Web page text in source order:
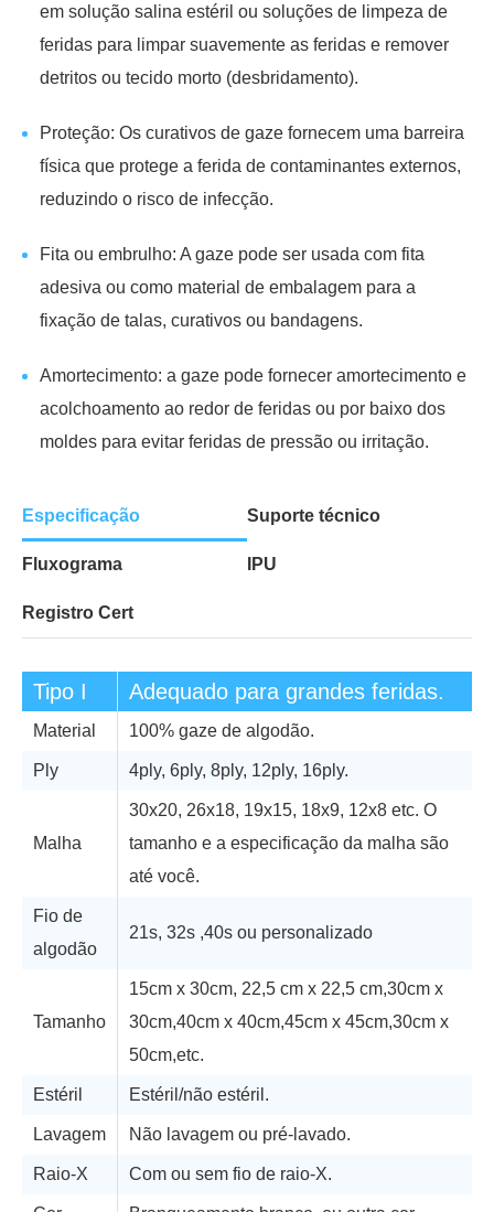
em solução salina estéril ou soluções de limpeza de
feridas para limpar suavemente as feridas e remover
detritos ou tecido morto (desbridamento).
Proteção: Os curativos de gaze fornecem uma barreira
física que protege a ferida de contaminantes externos,
reduzindo o risco de infecção.
Fita ou embrulho: A gaze pode ser usada com fita
adesiva ou como material de embalagem para a
fixação de talas, curativos ou bandagens.
Amortecimento: a gaze pode fornecer amortecimento e
acolchoamento ao redor de feridas ou por baixo dos
moldes para evitar feridas de pressão ou irritação.
Especificação Suporte técnico
Fluxograma IPU
Registro Cert
Tipo I Adequado para grandes feridas.
Material 100% gaze de algodão.
Ply 4ply, 6ply, 8ply, 12ply, 16ply.
Malha
30x20, 26x18, 19x15, 18x9, 12x8 etc. O
tamanho e a especificação da malha são
até você.
Fio de
algodão
21s, 32s ,40s ou personalizado
Tamanho
15cm x 30cm, 22,5 cm x 22,5 cm,30cm x
30cm,40cm x 40cm,45cm x 45cm,30cm x
50cm,etc.
Estéril Estéril/não estéril.
Lavagem Não lavagem ou pré-lavado.
Raio-X Com ou sem fio de raio-X.